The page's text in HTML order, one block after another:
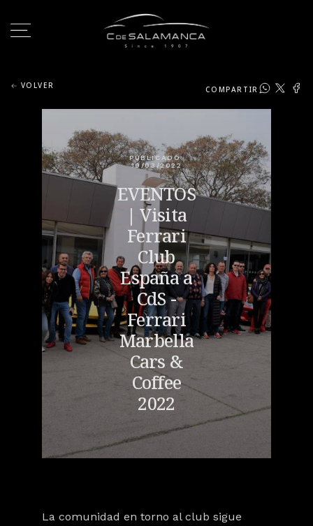
VOLVER COMPARTIR
PUBLICADO:
19/03/2022
EVENTOS
| Visita
Ferrari
Club
España a
CdS -
Ferrari
Marbella
Cars &
Coffee
2022
La comunidad en torno al club sigue